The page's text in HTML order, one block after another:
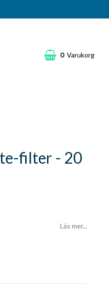
0 Varukorg
filter - 20
Läs mer...